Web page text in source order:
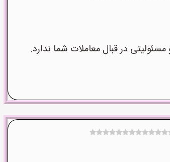
در قبال معاملات شما ندارد.